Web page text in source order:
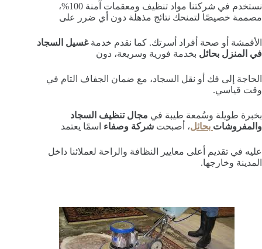
نستخدم في شركتنا مواد تنظيف ومعقمات آمنة 100%،
مصممة خصيصًا لتمنحك نتائج مذهلة دون أي ضرر على
الأقمشة أو صحة أفراد أسرتك. كما نقدم خدمةغسيل السجاد
في المنزل بحائل بخدمة فورية وسريعة، دون
الحاجة إلى فك أو نقل السجاد، مع ضمان الجفاف التام في
وقت قياسي.
بخبرة طويلة وسُمعة طيبة في مجال تنظيف السجاد
والمفروشات بحائل، أصبحت شركة وصفاء اسمًا يعتمد
عليه في تقديم أعلى معايير النظافة والراحة لعملائنا داخل
المدينة وخارجها.